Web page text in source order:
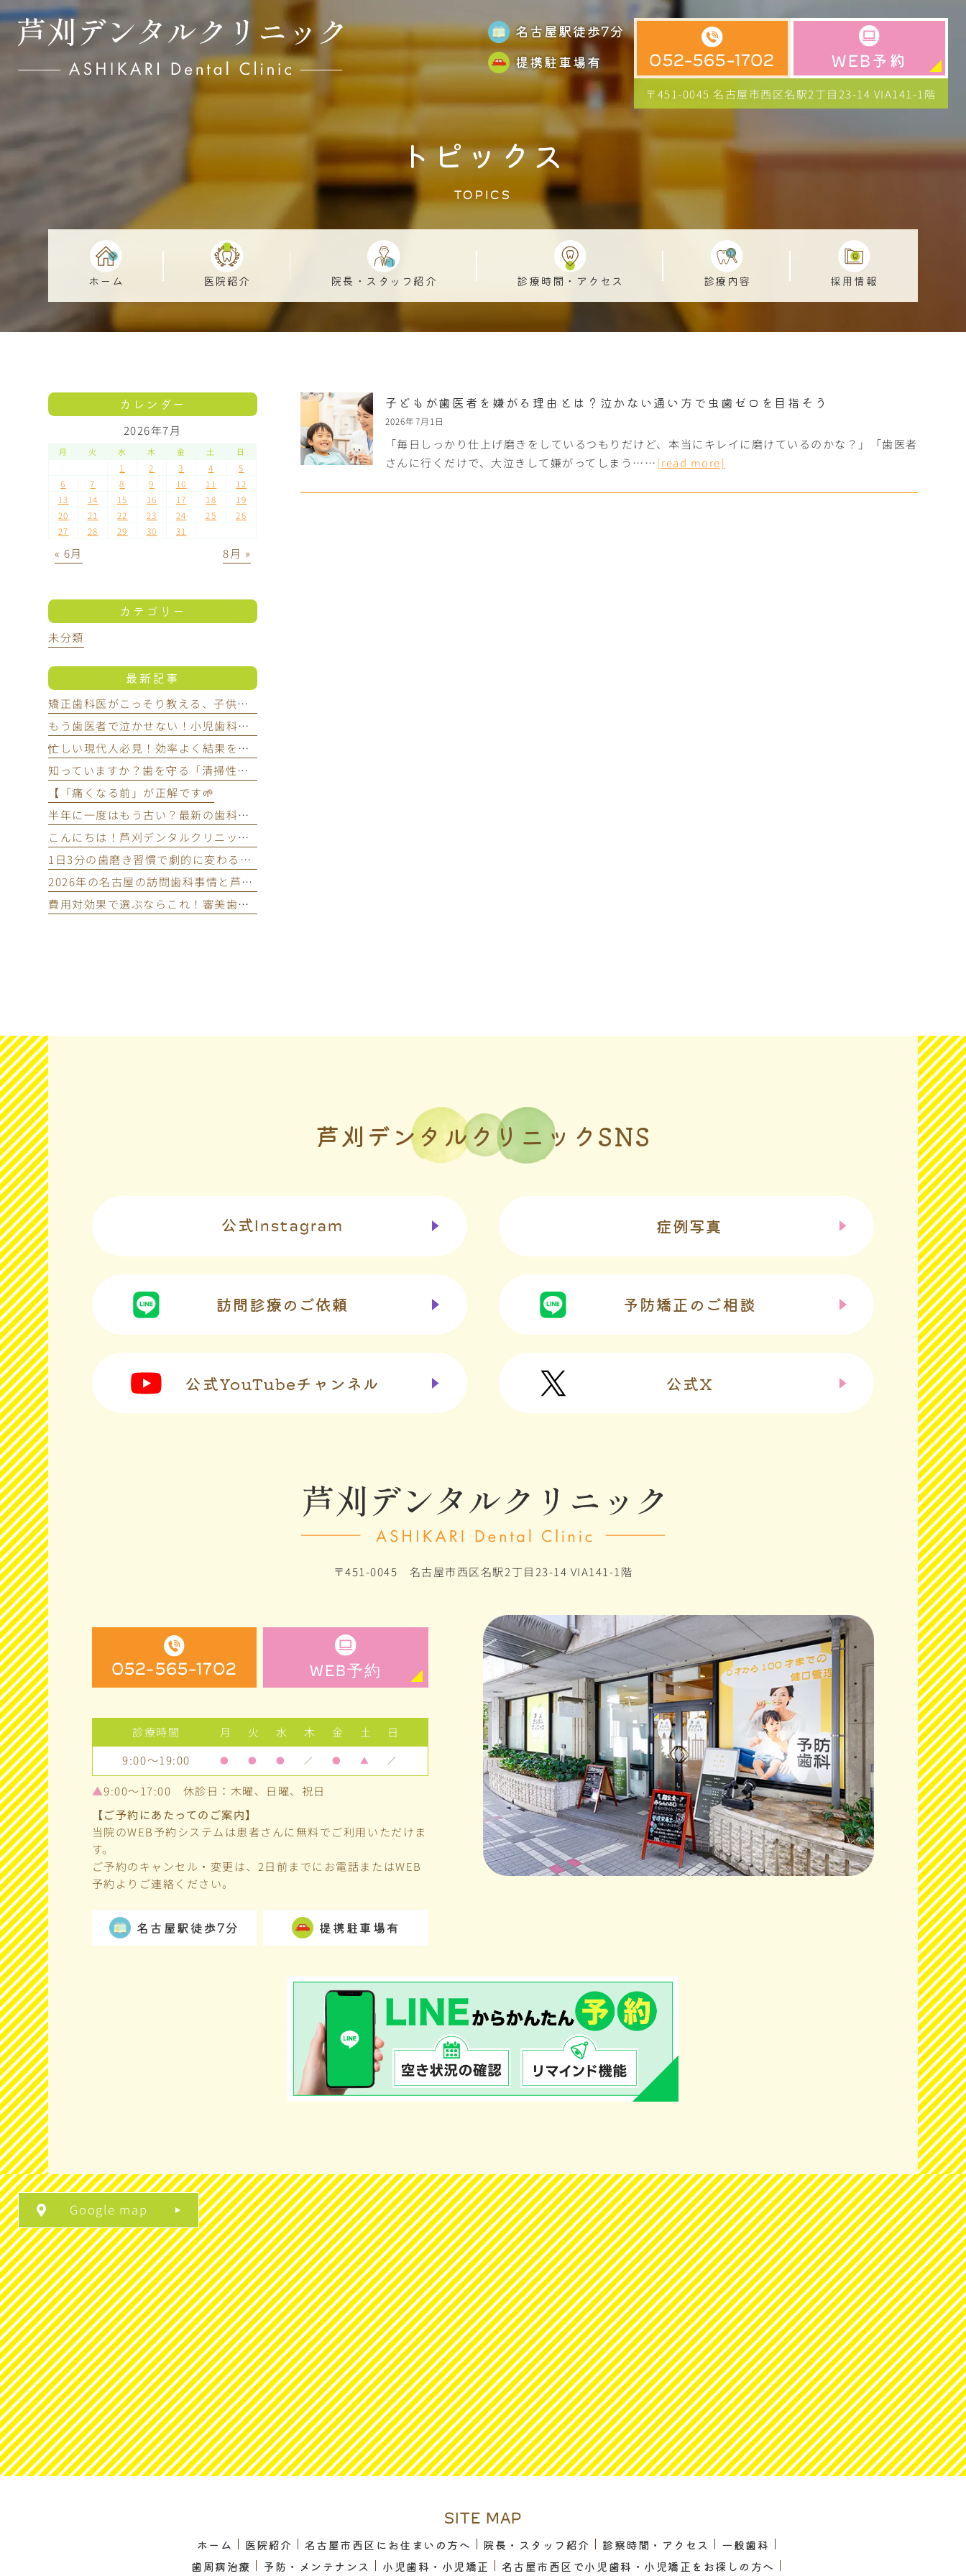
名古屋駅徒歩7分
提携駐車場有
052-565-1702 WEB 予約
〒451-0045 名古屋市西区名駅2丁目23-14 VIA141-1階
トピックス
TOPICS
ホーム 医院紹介 院長・スタッフ紹介 診療時間・アクセス 診療内容 採用情報
子どもが歯医者を嫌がる理由とは？泣かない通い方で虫歯ゼロを目指そう
2026年7月1日
「毎日しっかり仕上げ磨きをしているつもりだけど、本当にキレイに磨けているのかな？」「歯医者
さんに行くだけで、大泣きして嫌がってしまう……[read more]
カレンダー
2026年7月
月 火 水 木 金 土 日
1 2 3 4
5
6
7 8 9 10 11
12
13
14 15 16 17 18
19
20
21 22 23 24 25
26
27
28 29 30 31
« 6月 8月 »
カテゴリー
未分類
最新記事
矯正歯科医がこっそり教える、子供の歯並び治療をいつから始めるべきかの正解
もう歯医者で泣かせない！小児歯科医が教える子どもが嫌がらない通い方
忙しい現代人必見！効率よく結果を出す予防歯科のスマートなメンテナンス法
知っていますか？歯を守る「清掃性食品」と要注意の「停滞性食品」
【「痛くなる前」が正解です🌱
半年に一度はもう古い？最新の歯科常識でわかる本当に歯医者へ行く頻度
こんにちは！芦刈デンタルクリニック管理栄養士の菊地です😊
1日3分の歯磨き習慣で劇的に変わる！最新の歯周病予防テクニック
2026年の名古屋の訪問歯科事情と芦刈デンタルクリニックの凄さ
費用対効果で選ぶならこれ！審美歯科でのホワイトニングおすすめランキング2026
芦刈デンタルクリニックSNS
公式Instagram 症例写真
訪問診療のご依頼 予防矯正のご相談
公式YouTubeチャンネル 公式X
〒451-0045 名古屋市西区名駅2丁目23-14 VIA141-1階
052-565-1702 WEB予約
診療時間 月 火 水 木 金 土
日
9:00～19:00
● ● ● ／ ● ▲ ／
▲9:00～17:00 休診日：木曜、日曜、祝日
【ご予約にあたってのご案内】
当院のWEB予約システムは患者さんに無料でご利用いただけま
す。
ご予約のキャンセル・変更は、2日前までにお電話またはWEB
予約よりご連絡ください。
名古屋駅徒歩7分 提携駐車場有
Google map
SITE MAP
ホーム 医院紹介 名古屋市西区にお住まいの方へ 院長・スタッフ紹介 診察時間・アクセス
一般歯科
歯周病治療
予防・メンテナンス 小児歯科・小児矯正 名古屋市西区で小児歯科・小児矯正をお探しの方へ